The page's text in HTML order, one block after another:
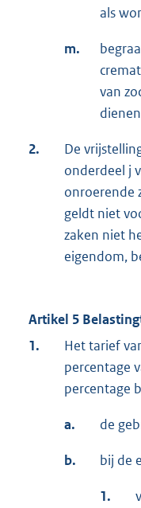
als
m.
van
2.
De
onderdeel j
onroerende
geldt niet
zaken niet
eigendom,
Artikel 5
1.
Het tarief
percentage
percentage
a. de
b. bij de
1.